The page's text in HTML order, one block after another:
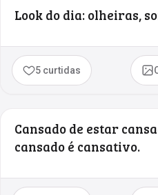
Look do dia: olheiras,
5 curtidas
Cansado de estar
cansado é cansativo.